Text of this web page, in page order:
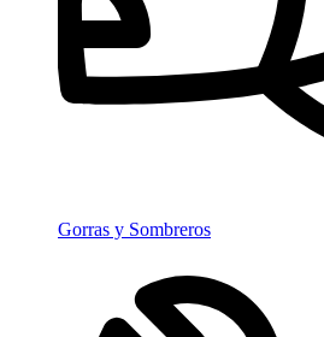
Gorras y Sombreros